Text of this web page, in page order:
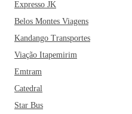
Expresso JK
Belos Montes Viagens
Kandango Transportes
Viação Itapemirim
Emtram
Catedral
Star Bus